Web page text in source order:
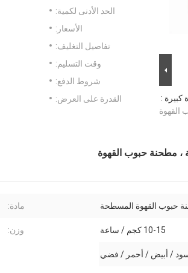
كبيرة :
القهوة
الحد الأدنى لكمية:
الأسعار:
تفاصيل التغليف:
وقت التسليم:
شروط الدفع:
القدرة على العرض:
، مطحنة حبوب القهوة
حبوب القهوة المسطحة مادة:
10-15 كجم / ساعة وزن:
/ أبيض / أحمر / فضي